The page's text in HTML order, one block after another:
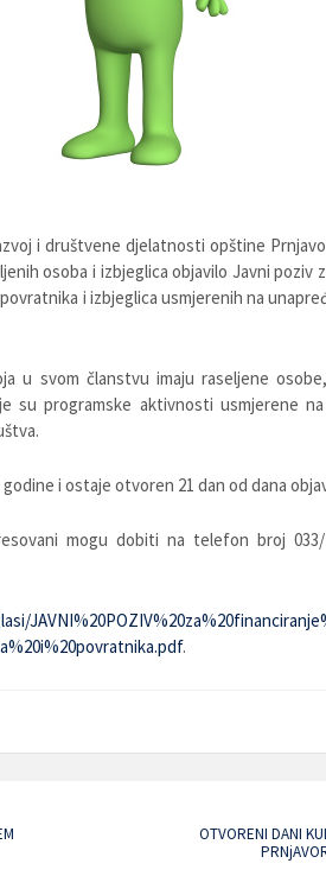
i društvene djelatnosti opštine
osoba i izbjeglica objavilo Javni poziv
i izbjeglica usmjerenih na
u svom članstvu imaju raseljene
su programske aktivnosti usmjerene
i ostaje otvoren 21 dan od dana
mogu dobiti na telefon broj 033/
.
OTVORENI DANI